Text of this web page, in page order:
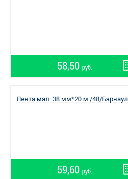
58,50 руб.
Лента мал. 38 мм*20 м /48/Барнаул
59,60 руб.